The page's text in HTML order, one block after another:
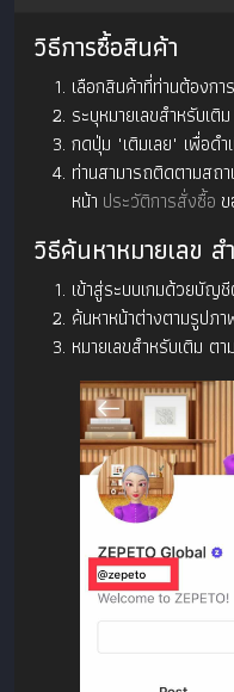
วิธีการซื้อสินค้า
เลือกสินค้าที่ท่านต้องกา
ระบุหมายเลขสำหรับเ
กดปุ่ม "เติมเลย" เพื่อด
ท่านสามารถติดตามสถ
หน้า ประวัติการสั่งซื้อ
วิธีค้นหาหมายเลข ส
เข้าสู่ระบบเกมด้วยบัญ
ค้นหาหน้าต่างตามรูปภ
หมายเลขสำหรับเติม ต